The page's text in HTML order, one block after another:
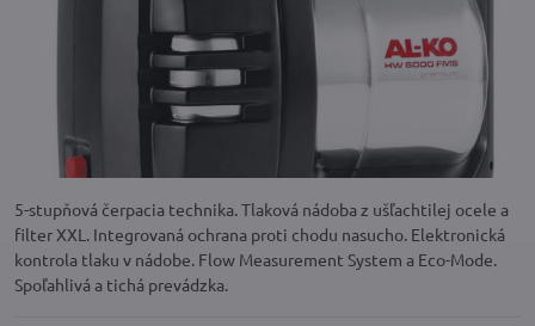
5-stupňová čerpacia technika. Tlaková nádoba z ušľachtilej ocele a
filter XXL. Integrovaná ochrana proti chodu nasucho. Elektronická
kontrola tlaku v nádobe. Flow Measurement System a Eco-Mode.
Spoľahlivá a tichá prevádzka.